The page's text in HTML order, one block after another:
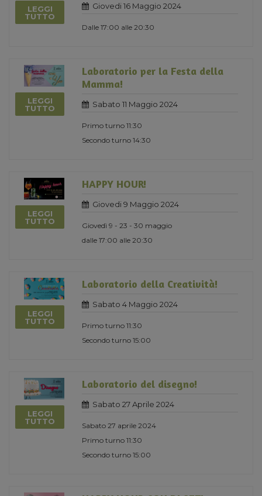
LEGGI
TUTTO
Giovedi 16 Maggio 2024
Dalle 17:00 alle 20:30
LEGGI
TUTTO
Laboratorio per la Festa della
Mamma!
Sabato 11 Maggio 2024
Primo turno 11:30
Secondo turno 14:30
LEGGI
TUTTO
HAPPY HOUR!
Giovedi 9 Maggio 2024
Giovedì 9 - 23 - 30 maggio
dalle 17:00 alle 20:30
LEGGI
TUTTO
Laboratorio della Creatività!
Sabato 4 Maggio 2024
Primo turno 11:30
Secondo turno 15:00
LEGGI
TUTTO
Laboratorio del disegno!
Sabato 27 Aprile 2024
Sabato 27 aprile 2024
Primo turno 11:30
Secondo turno 15:00